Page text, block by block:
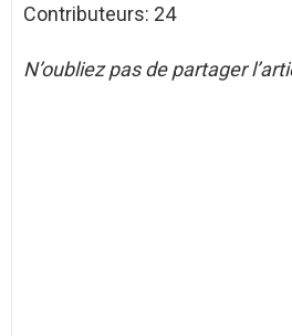
Contributeurs: 24
N’oubliez pas de partager